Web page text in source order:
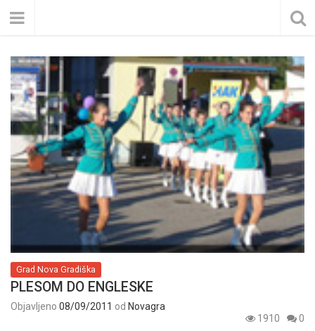
Grad Nova Gradiška
PLESOM DO ENGLESKE
Objavljeno 08/09/2011 od Novagra
1910
0